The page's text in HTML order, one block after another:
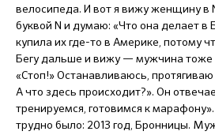
велосипеда. И вот я вижу женщину в
буквой N и думаю: «Что она делает в
купила их где-то в Америке, потому
Бегу дальше и вижу — мужчина тоже
«Стоп!» Останавливаюсь, протягиваю
А что здесь происходит?». Он
тренируемся, готовимся к
трудно было: 2013 год, Бронницы.